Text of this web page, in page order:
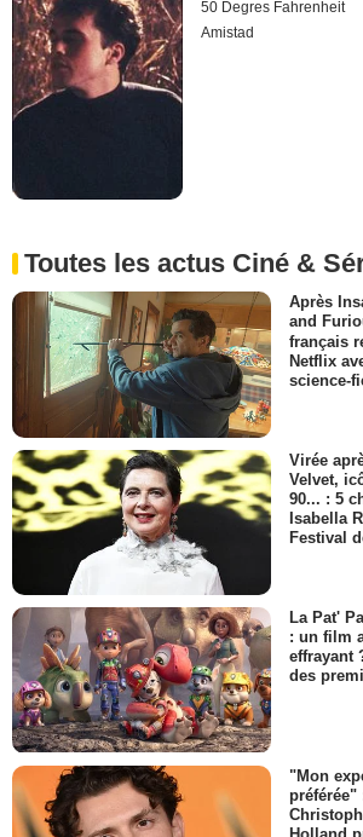
50 Degres Fahrenheit
Amistad
Toutes les actus Ciné &
Après
and
français
Netflix
science-
Virée
Velvet,
90... : 5
Isabella
Festival
La Pat'
: un film
effrayant
des
"Mon